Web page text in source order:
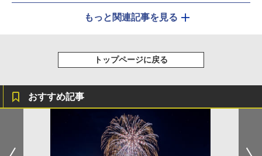
もっと関連記事を見る
トップページに戻る
おすすめ記事